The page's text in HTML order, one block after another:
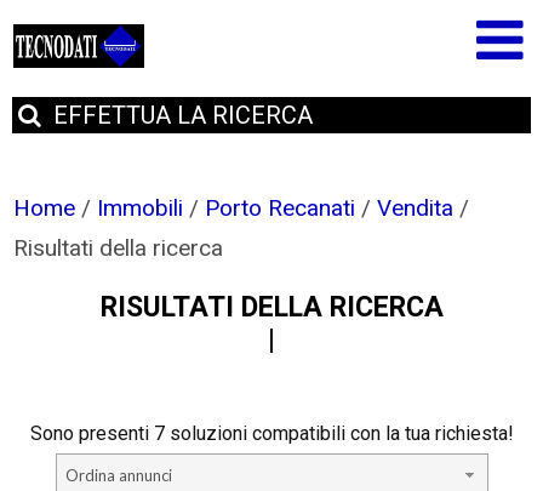
EFFETTUA LA RICERCA
Home / Immobili / Porto Recanati /Vendita /
Risultati della ricerca
RISULTATI DELLA RICERCA
Sono presenti 7 soluzioni compatibili con la tua richiesta!
Ordina annunci